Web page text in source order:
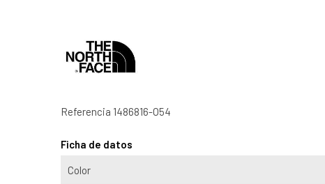
Referencia 1486816-O54
Ficha de datos
Color